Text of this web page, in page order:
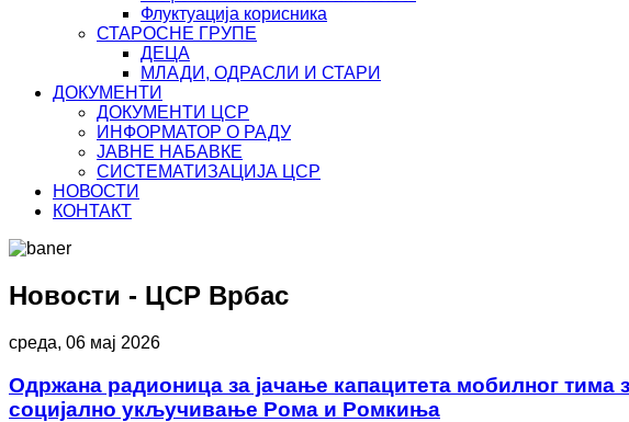
Флуктуација корисника
СТАРОСНЕ ГРУПЕ
ДЕЦА
МЛАДИ, ОДРАСЛИ И СТАРИ
ДОКУМЕНТИ
ДОКУМЕНТИ ЦСР
ИНФОРМАТОР О РАДУ
ЈАВНЕ НАБАВКЕ
СИСТЕМАТИЗАЦИЈА ЦСР
НОВОСТИ
КОНТАКТ
Новости - ЦСР Врбас
среда, 06 мај 2026
Одржана радионица за јачање капацитета мобилног тима
социјално укључивање Рома и Ромкиња